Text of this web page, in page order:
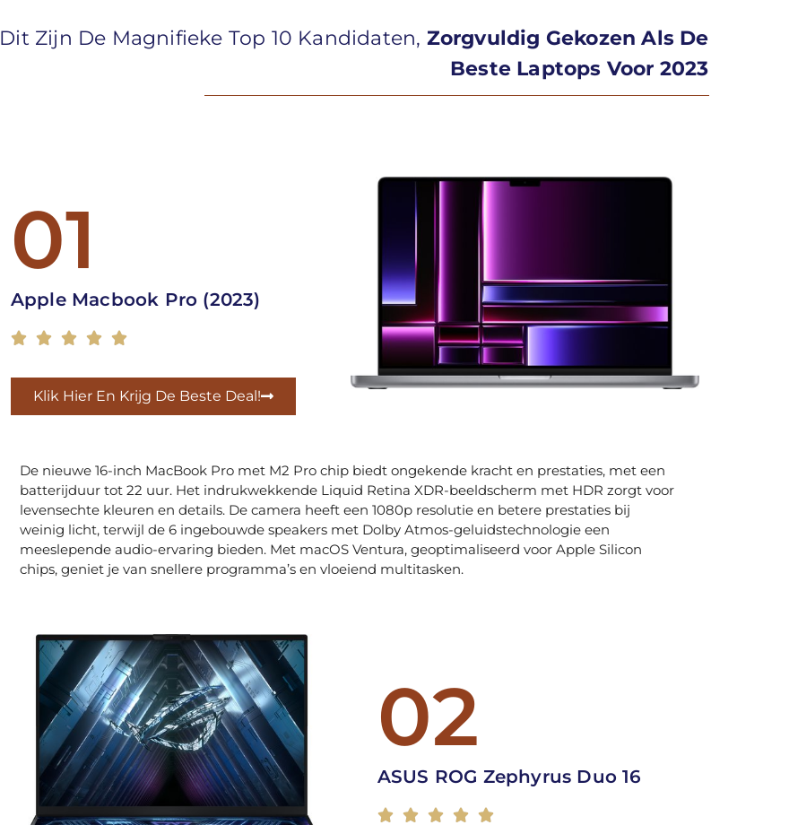
Dit Zijn De Magnifieke Top 10 Kandidaten, Zorgvuldig Gekozen Als De
Beste Laptops Voor 2023
01
Apple Macbook Pro (2023)
    
Klik Hier En Krijg De Beste Deal!
De nieuwe 16-inch MacBook Pro met M2 Pro chip biedt ongekende kracht en prestaties, met een
batterijduur tot 22 uur. Het indrukwekkende Liquid Retina XDR-beeldscherm met HDR zorgt voor
levensechte kleuren en details. De camera heeft een 1080p resolutie en betere prestaties bij
weinig licht, terwijl de 6 ingebouwde speakers met Dolby Atmos-geluidstechnologie een
meeslepende audio-ervaring bieden. Met macOS Ventura, geoptimaliseerd voor Apple Silicon
chips, geniet je van snellere programma’s en vloeiend multitasken.
02
ASUS ROG Zephyrus Duo 16
    